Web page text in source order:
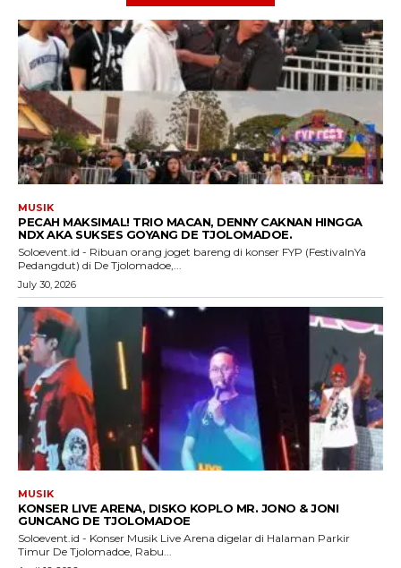
MUSIK
PECAH MAKSIMAL! TRIO MACAN, DENNY CAKNAN HINGGA
NDX AKA SUKSES GOYANG DE TJOLOMADOE.
Soloevent.id - Ribuan orang joget bareng di konser FYP (FestivalnYa
Pedangdut) di De Tjolomadoe,...
July 30, 2026
MUSIK
KONSER LIVE ARENA, DISKO KOPLO MR. JONO & JONI
GUNCANG DE TJOLOMADOE
Soloevent.id - Konser Musik Live Arena digelar di Halaman Parkir
Timur De Tjolomadoe, Rabu...